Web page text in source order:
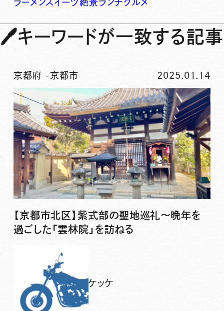
ラーメンスイーツ絶景ランチグルメ
🖊キーワードが一致する記事
京都府 -京都市 2025.01.14
【京都市北区】紫式部の聖地巡礼～晩年を
過ごした「雲林院」を訪ねる
ケッケ